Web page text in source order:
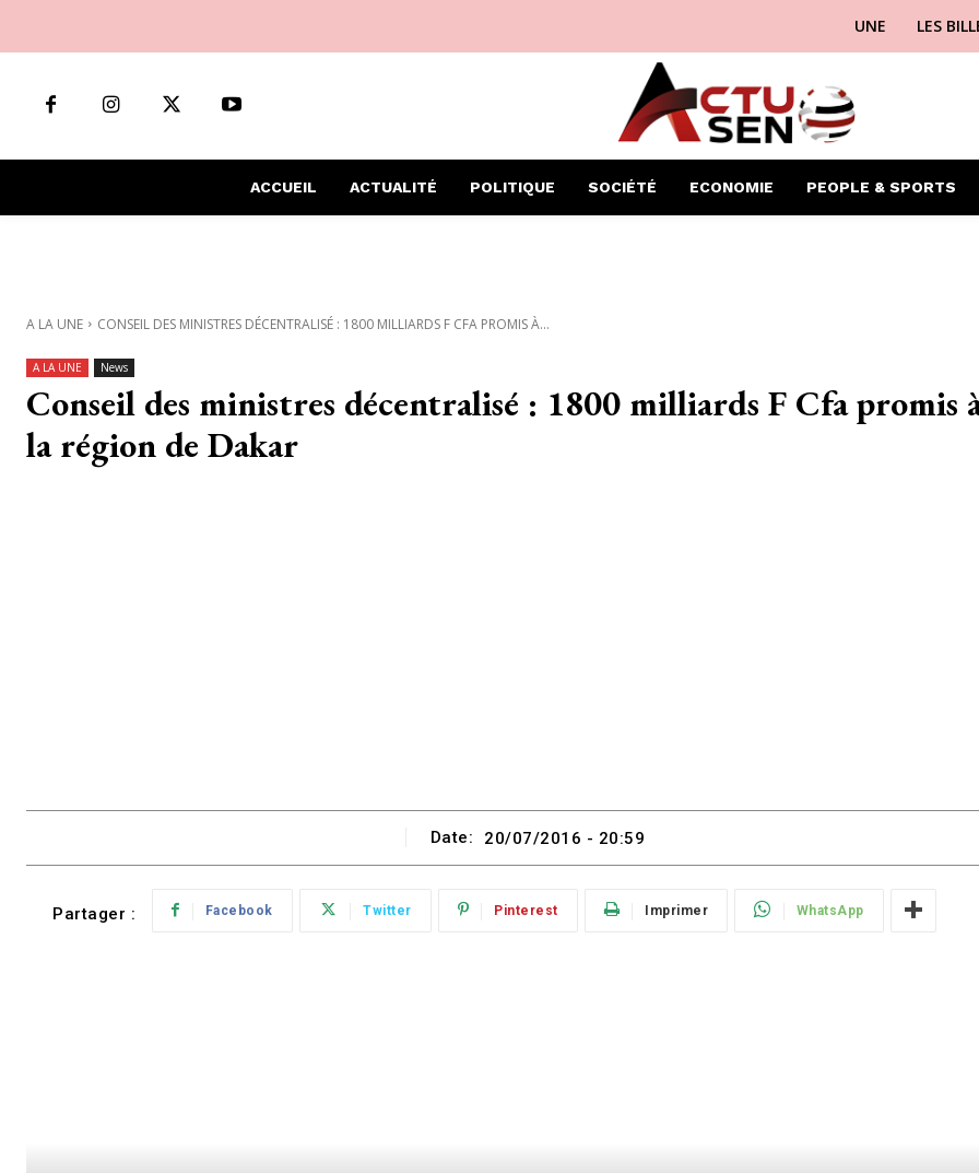
UNE LES
ACCUEIL ACTUALITÉ POLITIQUE SOCIÉTÉ ECONOMIE PEOPLE & SPORTS
A LA UNE CONSEIL DES MINISTRES DÉCENTRALISÉ : 1800 MILLIARDS F CFA PROMIS À...
A LA UNE News
Conseil des ministres décentralisé : 1800 milliards F Cfa promis
la région de Dakar
Date: 20/07/2016 - 20:59
Partager : Facebook Twitter Pinterest Imprimer WhatsApp